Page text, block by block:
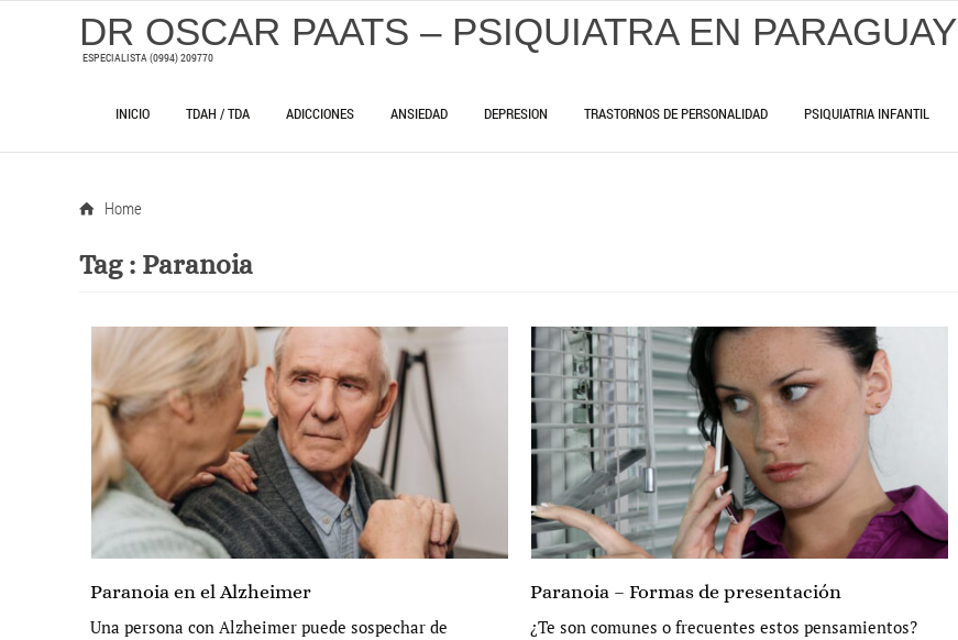
DR OSCAR PAATS – PSIQUIATRA EN PARAGUAY
ESPECIALISTA (0994) 209770
INICIO TDAH / TDA ADICCIONES ANSIEDAD DEPRESION TRASTORNOS DE PERSONALIDAD PSIQUIATRIA INFANTIL
Home
Tag : Paranoia
Paranoia en el Alzheimer
Una persona con Alzheimer puede sospechar de
Paranoia – Formas de presentación
¿Te son comunes o frecuentes estos pensamientos?